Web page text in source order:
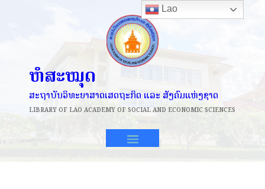
ຫໍສະໝຸດ
ສະຖາບັນວິທະຍາສາດເສດຖະກິດ ແລະ ສັງຄົມແຫ່ງຊາດ
LIBRARY OF LAO ACADEMY OF SOCIAL AND ECONOMIC SCIENCES
Lao